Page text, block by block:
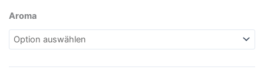
Aroma
Pro
Spider
70